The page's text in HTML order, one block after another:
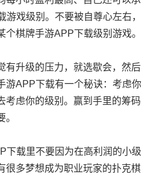
戏级别。不要被自尊心左右，
棋牌手游APP下载级别游戏。
有升级的压力，就选歇会，然后
游APP下载有一个秘诀：考虑你
考虑你的级别。赢到手里的筹码
下载里不要因为在高利润的小级
很多梦想成为职业玩家的扑克棋